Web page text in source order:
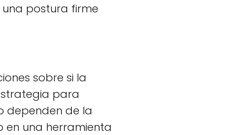
postura firme
sobre si la
para
dependen de la
en una herramienta